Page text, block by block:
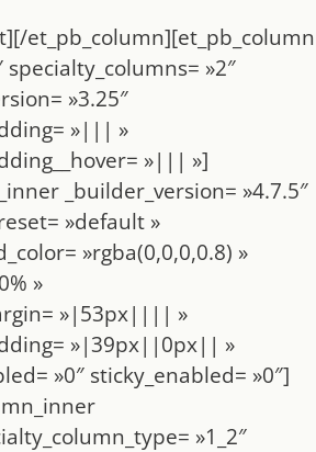
et_pb_column][et_pb_column
specialty_columns= »2″
»3.25″
»||| »
»||| »]
_builder_version= »4.7.5″
»default »
»rgba(0,0,0,0.8) »
»
»|53px|||| »
»|39px||0px|| »
»0″ sticky_enabled= »0″]
»1_2″